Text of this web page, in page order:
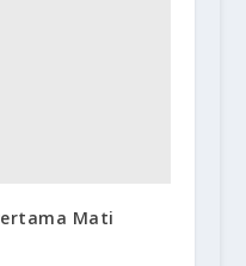
Mati